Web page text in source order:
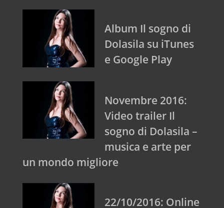
Album Il sogno di
Dolasila su iTunes
e Google Play
Novembre 2016:
Video trailer Il
sogno di Dolasila –
musica e arte per
un mondo migliore
22/10/2016: Online